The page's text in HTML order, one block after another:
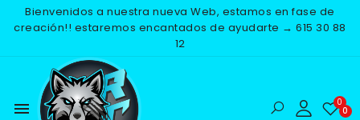
Bienvenidos a nuestra nueva Web, estamos en fase de
creación!! estaremos encantados de ayudarte → 615 30 88
12
menu